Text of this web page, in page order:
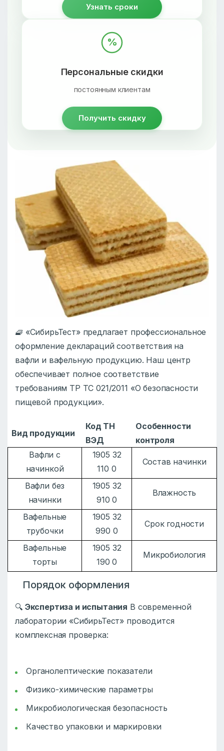
Узнать сроки
%
Персональные скидки
постоянным клиентам
Получить скидку
🧇 «СибирьТест» предлагает профессиональное
оформление деклараций соответствия на
вафли и вафельную продукцию. Наш центр
обеспечивает полное соответствие
требованиям ТР ТС 021/2011 «О безопасности
пищевой продукции».
Вид продукции
Код ТН
ВЭД
Особенности
контроля
Вафли с
начинкой
1905 32
110 0
Состав начинки
Вафли без
начинки
1905 32
910 0
Влажность
Вафельные
трубочки
1905 32
990 0
Срок годности
Вафельные
торты
1905 32
190 0
Микробиология
Порядок оформления
🔍 Экспертиза и испытания В современной
лаборатории «СибирьТест» проводится
комплексная проверка:
Органолептические показатели
Физико-химические параметры
Микробиологическая безопасность
Качество упаковки и маркировки